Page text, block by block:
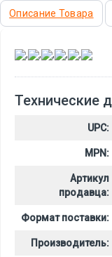
Описание Товара
, , , , ,
Технические
UPC:
MPN:
Артикул
продавца:
Формат поставки:
Производитель: